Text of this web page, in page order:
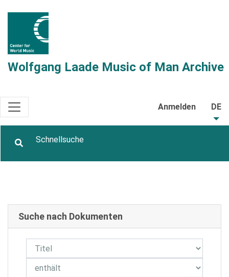
Wolfgang Laade Music of Man Archive
Anmelden DE
Suche nach Dokumenten